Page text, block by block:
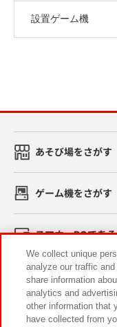
設置ゲーム機
あそび場をさがす
ゲーム機をさがす
スマホ・PCであ
イベント・キャン
We collect unique
analyze our traffic
share information
analytics and
other information that
have collected from